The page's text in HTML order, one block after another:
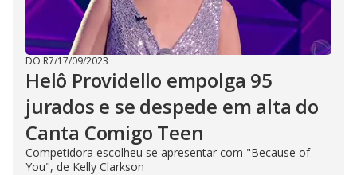
DO R7/17/09/2023
Helô Providello empolga 95
jurados e se despede em alta do
Canta Comigo Teen
Competidora escolheu se apresentar com "Because of
You", de Kelly Clarkson